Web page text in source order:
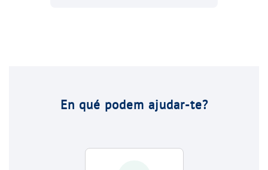
En qué podem ajudar-te?